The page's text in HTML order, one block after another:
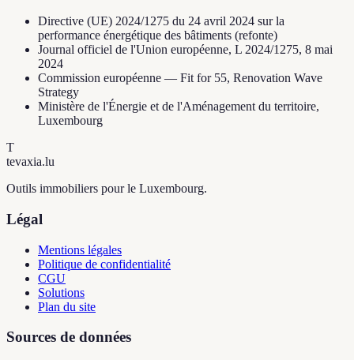
Directive (UE) 2024/1275 du 24 avril 2024 sur la
performance énergétique des bâtiments (refonte)
Journal officiel de l'Union européenne, L 2024/1275, 8 mai
2024
Commission européenne — Fit for 55, Renovation Wave
Strategy
Ministère de l'Énergie et de l'Aménagement du territoire,
Luxembourg
T
tevaxia.lu
Outils immobiliers pour le Luxembourg.
Légal
Mentions légales
Politique de confidentialité
CGU
Solutions
Plan du site
Sources de données